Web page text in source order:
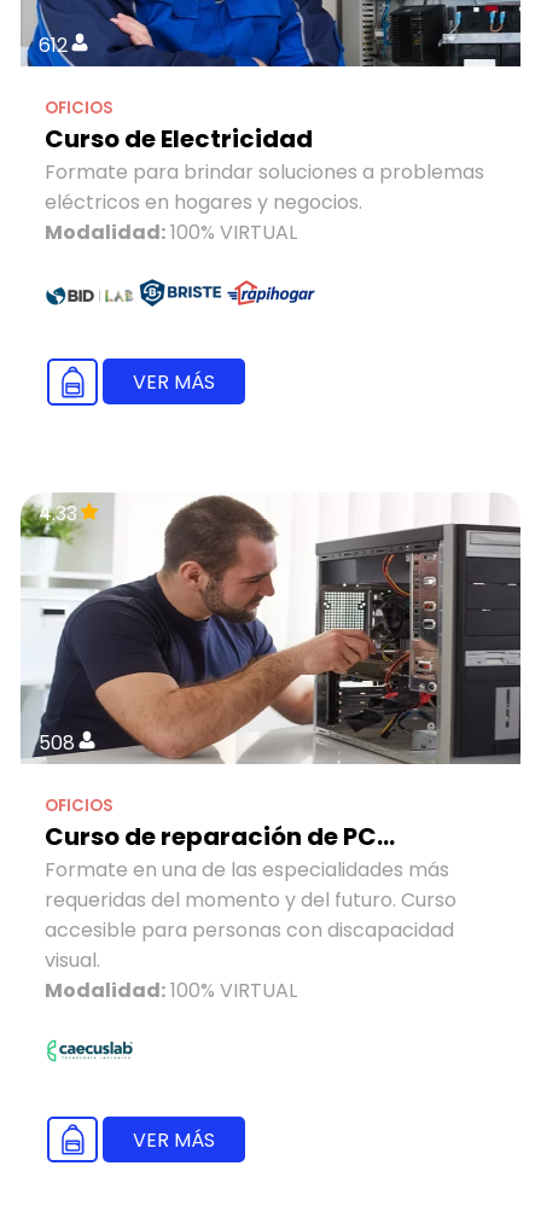
612
OFICIOS
Curso de Electricidad
Formate para brindar soluciones a problemas
eléctricos en hogares y negocios.
Modalidad:100% VIRTUAL
VER MÁS
4.33
508
OFICIOS
Curso de reparación de PC...
Formate en una de las especialidades más
requeridas del momento y del futuro. Curso
accesible para personas con discapacidad
visual.
Modalidad:100% VIRTUAL
VER MÁS